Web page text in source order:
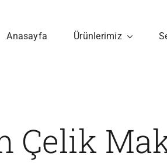
Anasayfa Ürünlerimiz
Çelik